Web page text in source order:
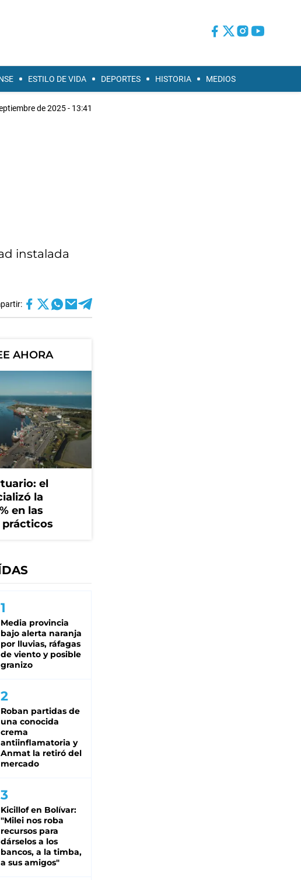
ESTILO DE VIDA DEPORTES HISTORIA MEDIOS
de 2025 - 13:41
instalada
AHORA
el
la
en las
Media provincia
bajo alerta naranja
por lluvias, ráfagas
de viento y posible
granizo
Roban partidas de
una conocida
crema
antiinflamatoria y
Anmat la retiró del
mercado
Kicillof en Bolívar:
"Milei nos roba
recursos para
dárselos a los
bancos, a la timba,
a sus amigos"